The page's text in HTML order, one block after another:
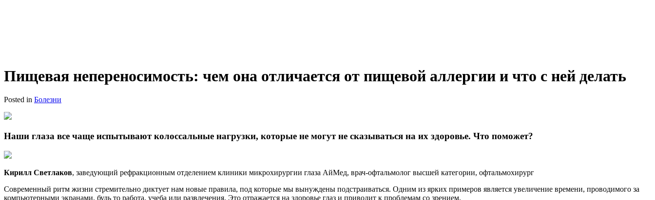
Пищевая непереносимость: чем она отличается от пищевой аллергии и что с ней делать
Posted in Болезни
Наши глаза все чаще испытывают колоссальные нагрузки, которые не могут не сказываться на их здоровье. Что поможет?
Кирилл Светлаков, заведующий рефракционным отделением клиники микрохирургии глаза АйМед, врач-офтальмолог высшей категории, офтальмохирург
Современный ритм жизни стремительно диктует нам новые правила, под которые мы вынуждены подстраиваться. Одним из ярких примеров является увеличение времени, проводимого за
компьютерными экранами, будь то работа, учеба или развлечения. Это отражается на здоровье глаз и приводит к проблемам со зрением.